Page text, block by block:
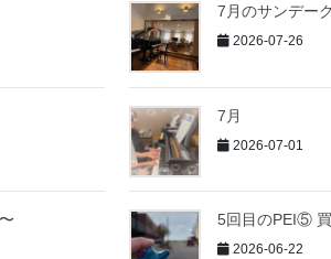
7月のサンデー
2026-07-26
7月
2026-07-01
5回目のPEI⑤
2026-06-22